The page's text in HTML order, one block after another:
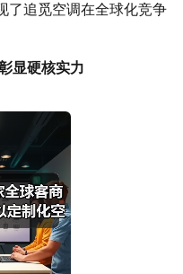
了追觅空调在全球化竞争
显硬核实力